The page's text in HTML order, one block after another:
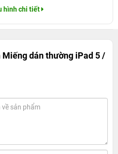
hình chi tiết
Miếng dán thường iPad 5 /